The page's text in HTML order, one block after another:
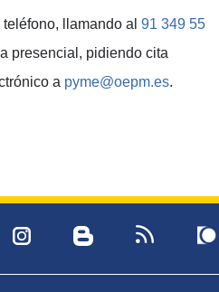
llamando al 91 349 55
presencial, pidiendo cita
a pyme@oepm.es.